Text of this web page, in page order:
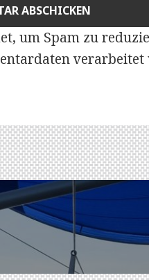
um Spam zu
verarbeitet